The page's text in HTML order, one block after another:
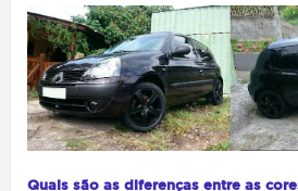
Quais são as diferenças entre as